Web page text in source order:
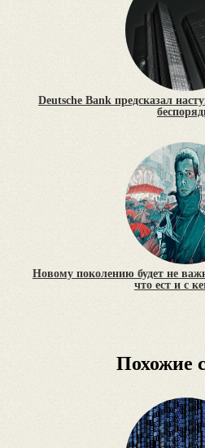
Deutsche Bank предсказал
Новому поколению будет не
что ест и с
Похожие